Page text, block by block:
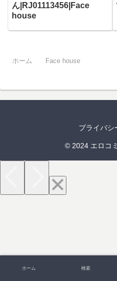
ん|RJ01113456|Face
house
ホーム Face house
プライバシ
© 2024 エロコ
ホーム 検索